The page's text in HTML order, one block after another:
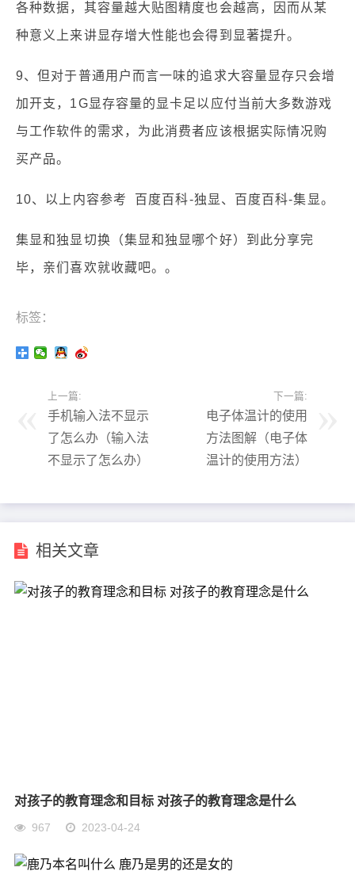
各种数据，其容量越大贴图精度也会越高，因而从某
种意义上来讲显存增大性能也会得到显著提升。
9、但对于普通用户而言一味的追求大容量显存只会增
加开支，1G显存容量的显卡足以应付当前大多数游戏
与工作软件的需求，为此消费者应该根据实际情况购
买产品。
10、以上内容参考 百度百科-独显、百度百科-集显。
集显和独显切换（集显和独显哪个好）到此分享完
毕，亲们喜欢就收藏吧。。
标签：
上一篇:
手机输入法不显示
了怎么办（输入法
不显示了怎么办）
下一篇:
电子体温计的使用
方法图解（电子体
温计的使用方法）
相关文章
对孩子的教育理念和目标 对孩子的教育理念是什么
967 2023-04-24